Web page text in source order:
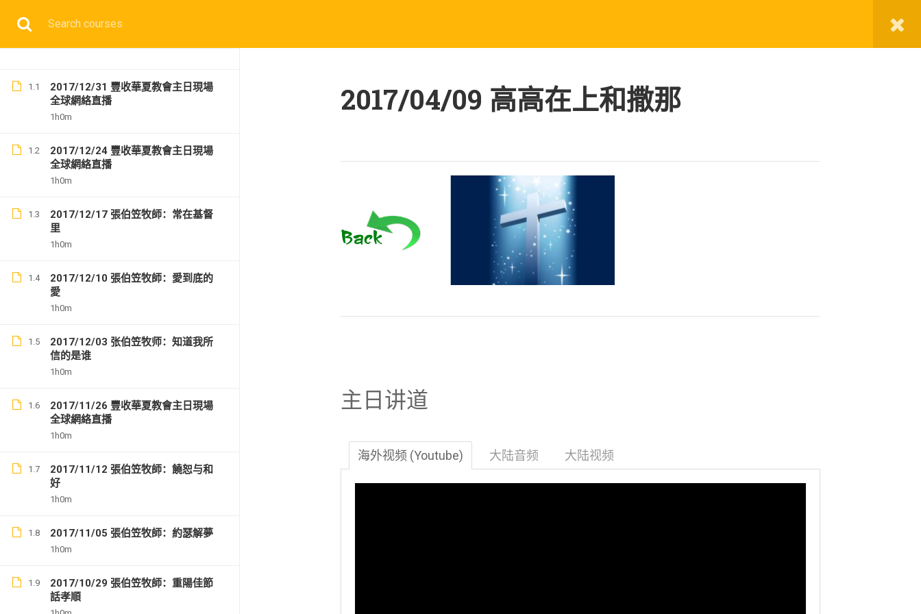
2017/04/09 高高在上和撒那
1.1
2017/12/31 豐收華夏教會主日現場
全球網絡直播
1h0m
1.2
2017/12/24 豐收華夏教會主日現場
全球網絡直播
1h0m
1.3
2017/12/17 張伯笠牧師：常在基督
里
1h0m
1.4
2017/12/10 張伯笠牧師：愛到底的
愛
1h0m
1.5
2017/12/03 张伯笠牧师：知道我所
信的是谁
1h0m
1.6
2017/11/26 豐收華夏教會主日現場
全球網絡直播
1h0m
1.7
2017/11/12 張伯笠牧師：饒恕与和
好
1h0m
1.8 2017/11/05 張伯笠牧師：約瑟解夢
1h0m
1.9
2017/10/29 張伯笠牧師：重陽佳節
話孝順